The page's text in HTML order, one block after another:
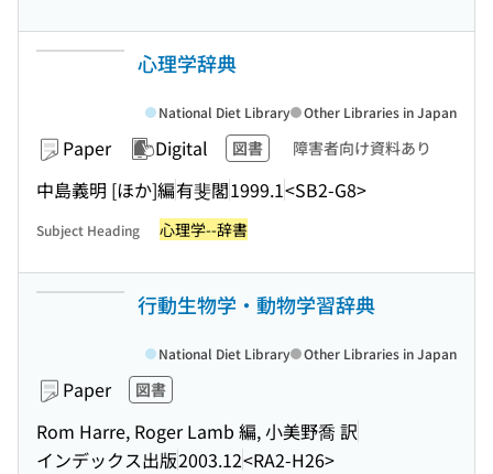
心理学辞典
Paper Digital 図書 障害者向け資料あり
中島義明 [ほか]編有斐閣1999.1<SB2-G8>
National Diet Library Other Libraries in Japan
Subject Heading 心理学--辞書
行動生物学・動物学習辞典
Paper 図書
Rom Harre, Roger Lamb 編, 小美野喬 訳
インデックス出版2003.12<RA2-H26>
National Diet Library Other Libraries in Japan